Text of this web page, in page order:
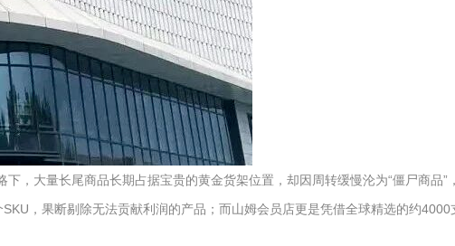
下，大量长尾商品长期占据宝贵的黄金货架位置，却因周转缓慢沦为“僵尸商品”
，果断剔除无法贡献利润的产品；而山姆会员店更是凭借全球精选的约4000